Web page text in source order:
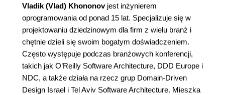
Vladik (Vlad) Khononov jest inżynierem
oprogramowania od ponad 15 lat. Specjalizuje się w
projektowaniu dziedzinowym dla firm z wielu branż i
chętnie dzieli się swoim bogatym doświadczeniem.
Często występuje podczas branżowych konferencji,
takich jak O’Reilly Software Architecture, DDD Europe i
NDC, a także działa na rzecz grup Domain-Driven
Design Israel i Tel Aviv Software Architecture. Mieszka